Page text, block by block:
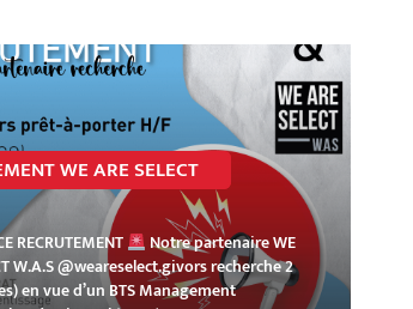
WE ARE SELECT
RECRUTEMENT
Notre partenaire WE
W.A.S @weareselect.givors recherche 2
en vue d’un BTS Management